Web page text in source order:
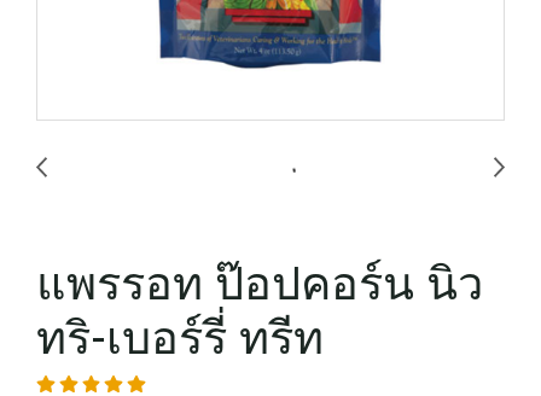
แพรรอท ป๊อปคอร์น นิว
ทริ-เบอร์รี่ ทรีท